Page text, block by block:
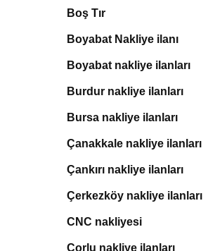
Boş Tır
Boyabat Nakliye ilanı
Boyabat nakliye ilanları
Burdur nakliye ilanları
Bursa nakliye ilanları
Çanakkale nakliye ilanları
Çankırı nakliye ilanları
Çerkezköy nakliye ilanları
CNC nakliyesi
Çorlu nakliye ilanları